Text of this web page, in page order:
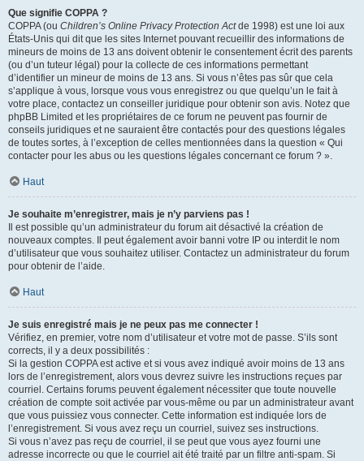
Que signifie COPPA ?
COPPA (ou Children’s Online Privacy Protection Actde 1998) est une loi aux
États-Unis qui dit que les sites Internet pouvant recueillir des informations de
mineurs de moins de 13 ans doivent obtenir le consentement écrit des parents
(ou d’un tuteur légal) pour la collecte de ces informations permettant
d’identifier un mineur de moins de 13 ans. Si vous n’êtes pas sûr que cela
s’applique à vous, lorsque vous vous enregistrez ou que quelqu’un le fait à
votre place, contactez un conseiller juridique pour obtenir son avis. Notez que
phpBB Limited et les propriétaires de ce forum ne peuvent pas fournir de
conseils juridiques et ne sauraient être contactés pour des questions légales
de toutes sortes, à l’exception de celles mentionnées dans la question « Qui
contacter pour les abus ou les questions légales concernant ce forum ? ».
Haut
Je souhaite m’enregistrer, mais je n’y parviens pas !
Il est possible qu’un administrateur du forum ait désactivé la création de
nouveaux comptes. Il peut également avoir banni votre IP ou interdit le nom
d’utilisateur que vous souhaitez utiliser. Contactez un administrateur du forum
pour obtenir de l’aide.
Haut
Je suis enregistré mais je ne peux pas me connecter !
Vérifiez, en premier, votre nom d’utilisateur et votre mot de passe. S’ils sont
corrects, il y a deux possibilités :
Si la gestion COPPA est active et si vous avez indiqué avoir moins de 13 ans
lors de l’enregistrement, alors vous devrez suivre les instructions reçues par
courriel. Certains forums peuvent également nécessiter que toute nouvelle
création de compte soit activée par vous-même ou par un administrateur avant
que vous puissiez vous connecter. Cette information est indiquée lors de
l’enregistrement. Si vous avez reçu un courriel, suivez ses instructions.
Si vous n’avez pas reçu de courriel, il se peut que vous ayez fourni une
adresse incorrecte ou que le courriel ait été traité par un filtre anti-spam. Si